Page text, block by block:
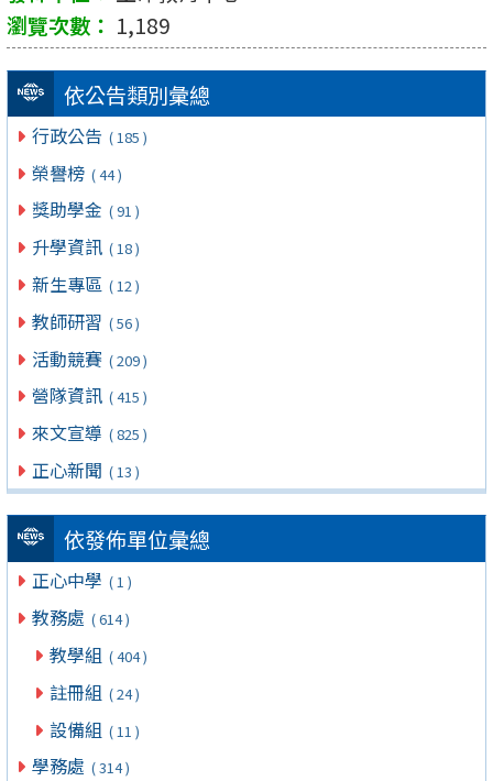
依公告類別彙總
行政公告 ( 185 )
榮譽榜 ( 44 )
獎助學金 ( 91 )
升學資訊 ( 18 )
新生專區 ( 12 )
教師研習 ( 56 )
活動競賽 ( 209 )
營隊資訊 ( 415 )
來文宣導 ( 825 )
正心新聞 ( 13 )
依發佈單位彙總
正心中學 ( 1 )
教務處 ( 614 )
教學組 ( 404 )
註冊組 ( 24 )
設備組 ( 11 )
學務處 ( 314 )
1,189